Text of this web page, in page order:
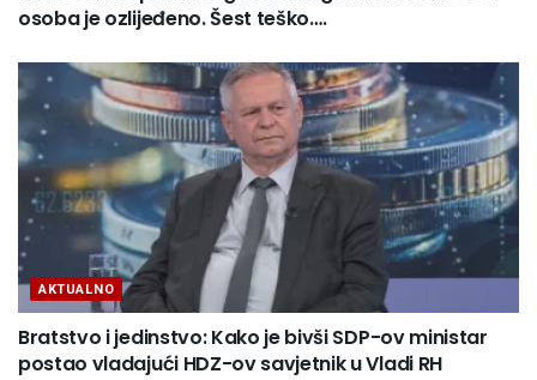
osoba je ozlijeđeno. Šest teško….
AKTUALNO
Bratstvo i jedinstvo: Kako je bivši SDP-ov ministar
postao vladajući HDZ-ov savjetnik u Vladi RH